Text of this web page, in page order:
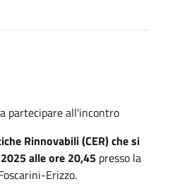
partecipare all'incontro
Rinnovabili (CER) che si
alle ore 20,45 presso la
Erizzo.